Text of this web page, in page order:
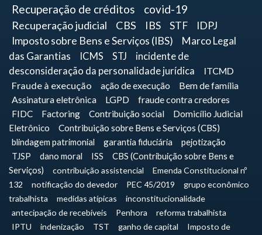
Recuperação de créditos
covid-19
Recuperação judicial CBS IBS STF
IDPJ
Imposto sobre Bens e Serviços (IBS)
Marco Legal
das Garantias
ICMS STJ
incidente de
desconsideração da personalidade jurídica
ITCMD
Fraude à execução
ação de execução
Bem de família
Assinatura eletrônica
LGPD fraude contra credores
FIDC Factoring Contribuição social
Domicílio Judicial
Eletrônico
Contribuição sobre Bens e Serviços (CBS)
blindagem patrimonial
garantia fiduciária
pejotização
TJSP
dano moral ISS
CBS (Contribuição sobre Bens e
Serviços)
contribuição assistencial
Emenda Constitucional nº
132
notificação do devedor PEC 45/2019
grupo econômico
trabalhista
medidas atípicas
inconstitucionalidade
antecipação de recebíveis
Penhora
reforma trabalhista
IPTU
indenização TST ganho de capital
Imposto de